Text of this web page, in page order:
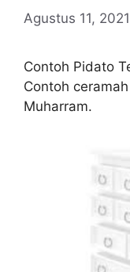
Agustus 11, 2021
Contoh Pidato
Contoh
Muharram.